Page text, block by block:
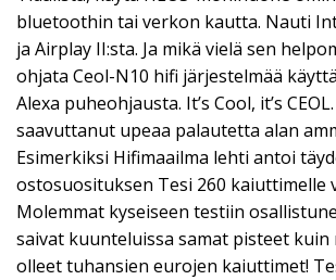
bluetoothin tai verkon kautta. Nauti
ja Airplay II:sta. Ja mikä vielä sen
ohjata Ceol-N10 hifi järjestelmää
Alexa puheohjausta. It’s Cool, it’s
saavuttanut upeaa palautetta alan
Esimerkiksi Hifimaailma lehti antoi
ostosuosituksen Tesi 260 kaiuttimelle
Molemmat kyseiseen testiin
saivat kuunteluissa samat pisteet kuin
olleet tuhansien eurojen kaiuttimet!